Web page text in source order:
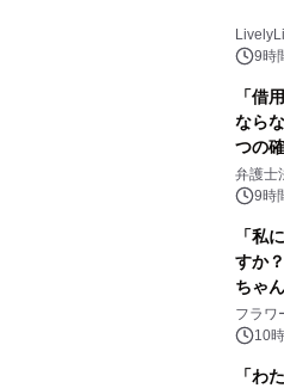
9時
「借
なら
つの
弁護士
9時
「私
すか
ちゃ
フラワ
10
「わ